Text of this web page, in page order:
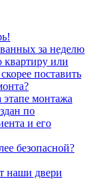
за неделю
квартиру или
поставить
монтажа
по
и его
безопасной?
наши двери